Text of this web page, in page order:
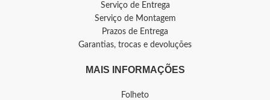
Serviço de Entrega
Serviço de Montagem
Prazos de Entrega
Garantias, trocas e devoluções
MAIS INFORMAÇÕES
Folheto